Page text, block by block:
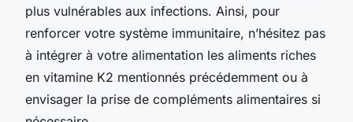
plus vulnérables aux infections. Ainsi, pour
renforcer votre système immunitaire, n’hésitez pas
à intégrer à votre alimentation les aliments riches
en vitamine K2 mentionnés précédemment ou à
envisager la prise de compléments alimentaires si